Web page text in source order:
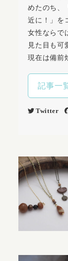
めたのち、
近に！」を
女性ならで
見た目も可
現在は備前
記事一
Twitter